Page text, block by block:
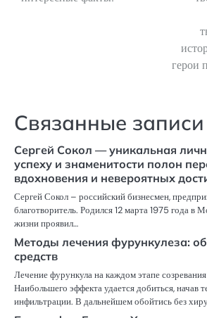
герои
Связанные записи
Сергей Сокол — уникальная
успеху и знаменитости полон
вдохновения и невероятных
Сергей Сокол – российский бизнесмен,
благотворитель. Родился 12 марта 1975 года в
жизни проявил…
Методы лечения фурункулеза:
средств
Лечение фурункула на каждом этапе созревания
Наибольшего эффекта удается добиться, начав
инфильтрации. В дальнейшем обойтись без